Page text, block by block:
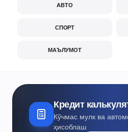
АВТО
СПОРТ
МАЪЛУМОТ
Кредит
Кўчмас мулк ва
ҳисоблаш